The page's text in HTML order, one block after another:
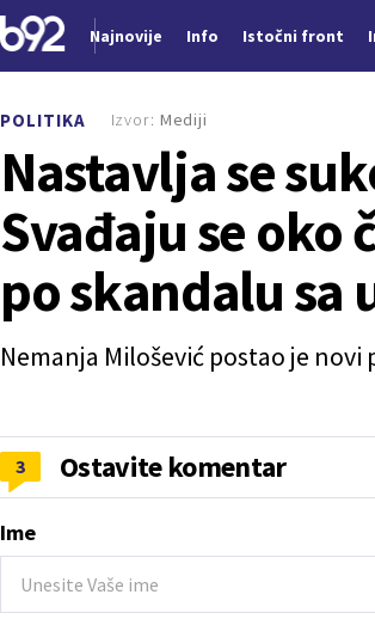
Najnovije Info Istočni front
POLITIKA
Nastavlja se
Svađaju se oko
po skandalu sa
Nemanja Milošević postao je
Izvor: Mediji
3 Ostavite komentar
Ime